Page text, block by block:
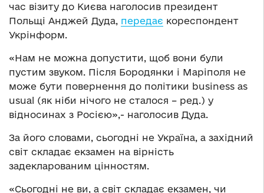
час візиту до Києва наголосив президент
Польщі Анджей Дуда, передає кореспондент
Укрінформ.
«Нам не можна допустити, щоб вони були
пустим звуком. Після Бородянки і Маріполя не
може бути повернення до політики business as
usual (як ніби нічого не сталося – ред.) у
відносинах з Росією»,- наголосив Дуда.
За його словами, сьогодні не Україна, а західний
світ складає екзамен на вірність
задекларованим цінностям.
«Сьогодні не ви, а світ складає екзамен, чи